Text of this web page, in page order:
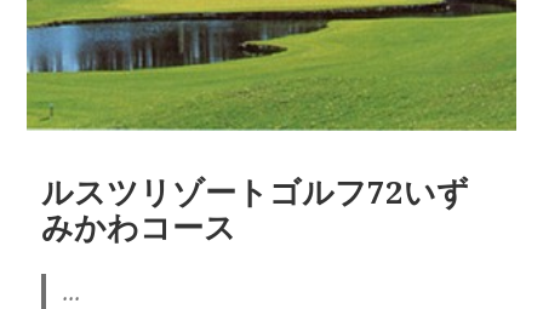
ルスツリゾートゴルフ72いず
みかわコース
...